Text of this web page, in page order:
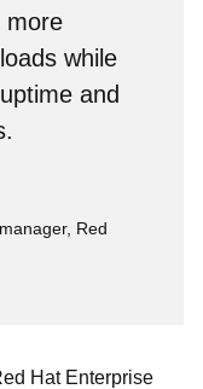
more
while
and
Red
Hat Enterprise